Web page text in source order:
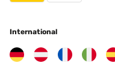
Kann ich nur empfehlen
International